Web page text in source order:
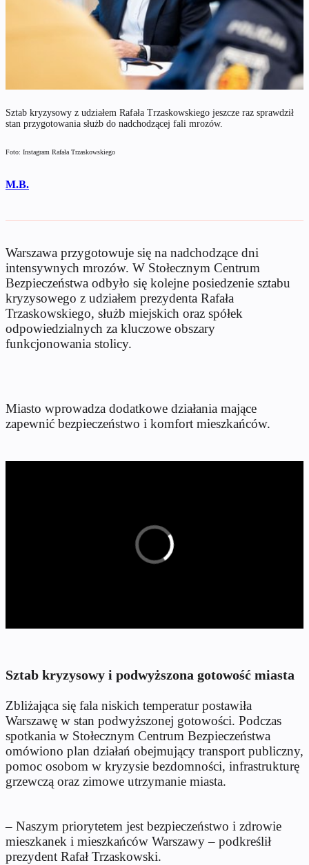
Sztab kryzysowy z udziałem Rafała Trzaskowskiego jeszcze raz sprawdził
stan przygotowania służb do nadchodzącej fali mrozów.
Foto: Instagram Rafała Trzaskowskiego
M.B.
Warszawa przygotowuje się na nadchodzące dni
intensywnych mrozów. W Stołecznym Centrum
Bezpieczeństwa odbyło się kolejne posiedzenie sztabu
kryzysowego z udziałem prezydenta Rafała
Trzaskowskiego, służb miejskich oraz spółek
odpowiedzialnych za kluczowe obszary
funkcjonowania stolicy.
Miasto wprowadza dodatkowe działania mające
zapewnić bezpieczeństwo i komfort mieszkańców.
Sztab kryzysowy i podwyższona gotowość miasta
Zbliżająca się fala niskich temperatur postawiła
Warszawę w stan podwyższonej gotowości. Podczas
spotkania w Stołecznym Centrum Bezpieczeństwa
omówiono plan działań obejmujący transport publiczny,
pomoc osobom w kryzysie bezdomności, infrastrukturę
grzewczą oraz zimowe utrzymanie miasta.
– Naszym priorytetem jest bezpieczeństwo i zdrowie
mieszkanek i mieszkańców Warszawy – podkreślił
prezydent Rafał Trzaskowski.